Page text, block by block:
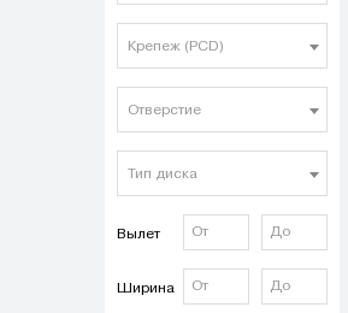
Крепеж (PCD)
Отверстие
Тип диска
Вылет
Ширина